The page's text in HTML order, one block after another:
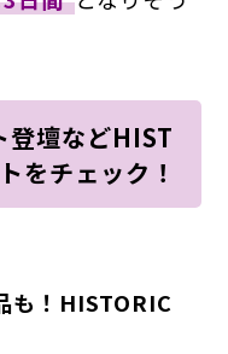
登壇などHIST
をチェック！
も！HISTORIC